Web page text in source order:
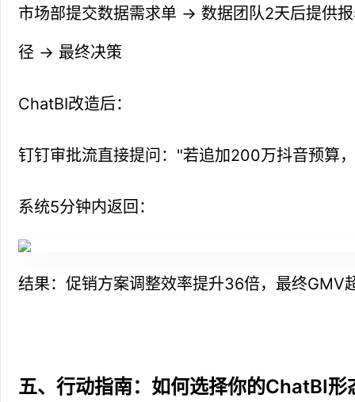
市场部提交数据需求单 → 数据团队2天后提供
径 → 最终决策
ChatBI改造后：
钉钉审批流直接提问："若追加200万抖音预算
系统5分钟内返回：
结果：促销方案调整效率提升36倍，最终GMV
五、行动指南：如何选择你的ChatBI形